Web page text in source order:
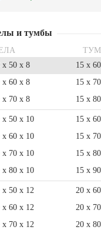
и тумбы
x 50 x 8
15 x
x 60 x 8
15 x
x 70 x 8
15 x
x 50 x 10 15 x
x 60 x 10
15 x
x 70 x 10
15 x
x 80 x 10
15 x
x 50 x 12 20 x
x 60 x 12
20 x
x 70 x 12
20 x